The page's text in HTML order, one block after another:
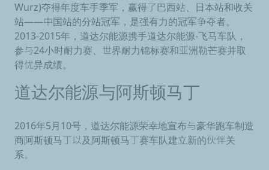
Wurz)夺得年度车手季军，赢得了巴西站、日本站和收关
站——中国站的分站冠军，是强有力的冠军争夺者。
2013-2015年，道达尔能源携手道达尔能源-飞马车队，
参与24小时耐力赛、世界耐力锦标赛和亚洲勒芒赛并取
得优异成绩。
道达尔能源与阿斯顿马丁
2016年5月10号，道达尔能源荣幸地宣布与豪华跑车制造
商阿斯顿马丁以及阿斯顿马丁赛车队建立新的伙伴关
系。